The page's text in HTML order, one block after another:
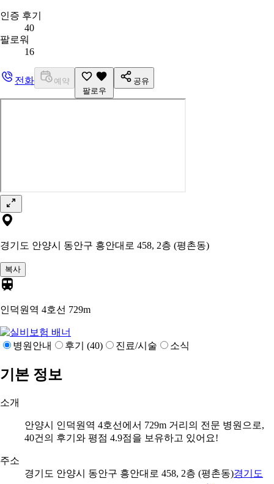
인증 후기
40
팔로워
16
전화
예약
팔로우
공유
경기도 안양시 동안구 흥안대로 458, 2층 (평촌동)
복사
인덕원역 4호선 729m
병원안내 후기 (40) 진료/시술 소식
기본 정보
소개
안양시 인덕원역 4호선에서 729m 거리의 전문 병원으로,
40건의 후기와 평점 4.9점을 보유하고 있어요!
주소
경기도 안양시 동안구 흥안대로 458, 2층 (평촌동)경기도